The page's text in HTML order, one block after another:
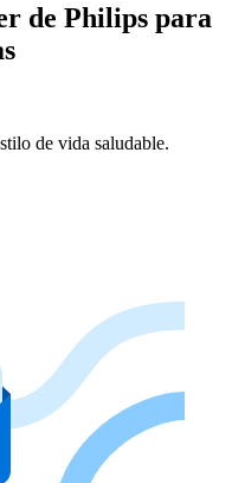
de Philips para
de vida saludable.